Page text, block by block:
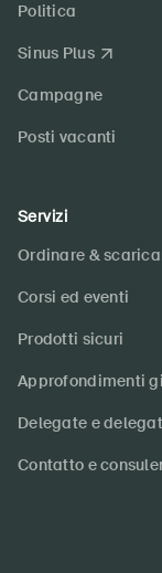
Politica
Sinus Plus
Campagne
Posti vacanti
Servizi
Ordinare &
Corsi ed eventi
Prodotti sicuri
Approfondimenti
Delegate e
Contatto e